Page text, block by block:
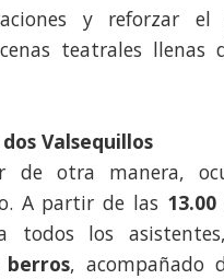
y reforzar
teatrales llenas
Valsequillos
de otra manera,
A partir de las
los
, acompañado